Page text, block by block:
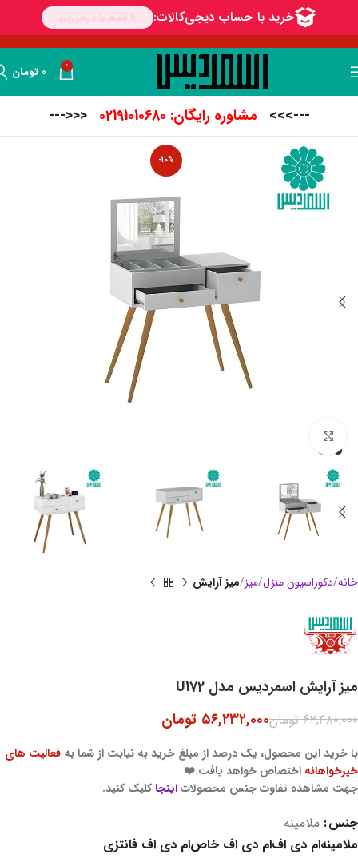
0 ۰ تومان
--->>> مشاوره رایگان: 02191010680 <<<---
-10%
خانه دکوراسیون منزل میز میز آرایش
میز آرایش اسمردیس مدل U172
۶۲,۴۸۰,۰۰۰تومان۵۶,۲۳۲,۰۰۰ تومان
با خرید این محصول، یک درصد از مبلغ خرید به نیابت از شما به فعالیت های
خیرخواهانه اختصاص خواهد یافت.❤️
جهت مشاهده تفاوت جنس محصولاتاینجا کلیک کنید.
جنس ملامینه
ملامینهام دی افام دی اف خاصام دی اف فانتزی